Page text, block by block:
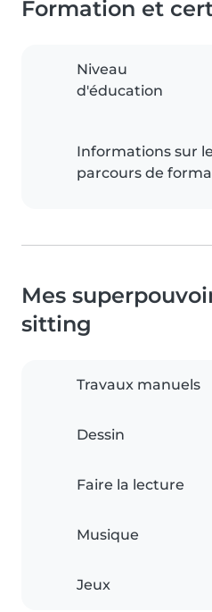
Formation et
Niveau
d'éducation
Informations sur le
parcours de
Mes
sitting
Travaux manuels
Dessin
Faire la lecture
Musique
Jeux